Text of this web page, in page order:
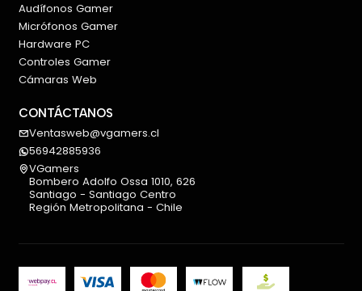
Audífonos Gamer
Micrófonos Gamer
Hardware PC
Controles Gamer
Cámaras Web
CONTÁCTANOS
Ventasweb@vgamers.cl
56942885936
VGamers
Bombero Adolfo Ossa 1010, 626
Santiago - Santiago Centro
Región Metropolitana - Chile